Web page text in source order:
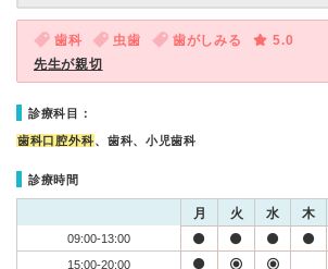
歯科 虫歯 歯がしみる
5.0
先生が親切
診療科目：
歯科口腔外科、歯科、小児歯科
診療時間
月 火 水 木
09:00-13:00
15:00-20:00